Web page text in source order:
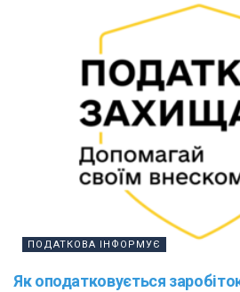
ПОДАТКОВА ІНФОРМУЄ
Як оподатковується